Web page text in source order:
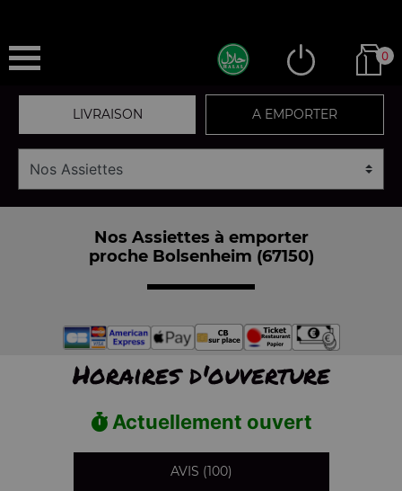
0
LIVRAISON A EMPORTER
Nos Assiettes à emporter
proche Bolsenheim (67150)
Horaires d'ouverture
Actuellement ouvert
AVIS (100)